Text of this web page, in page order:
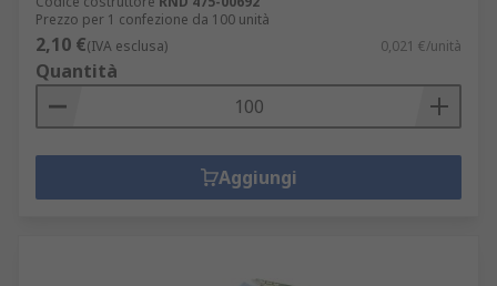
Prezzo per 1 confezione da 100 unità
2,10 €(IVA esclusa) 0,021 €/unità
Quantità
Aggiungi